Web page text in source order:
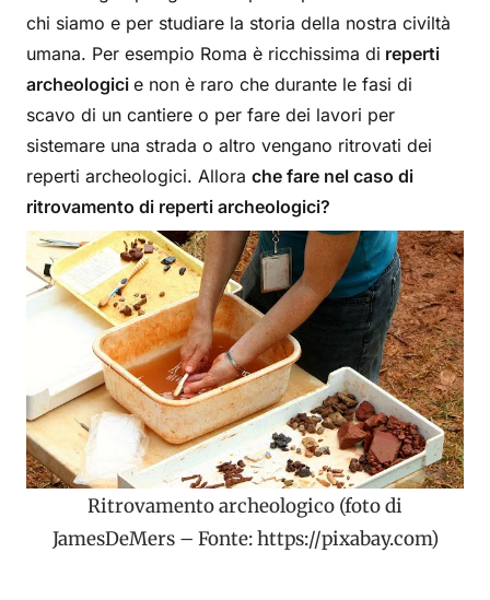
chi siamo e per studiare la storia della nostra civiltà
umana. Per esempio Roma è ricchissima di reperti
archeologici e non è raro che durante le fasi di
scavo di un cantiere o per fare dei lavori per
sistemare una strada o altro vengano ritrovati dei
reperti archeologici. Allora che fare nel caso di
ritrovamento di reperti archeologici?
Ritrovamento archeologico (foto di
JamesDeMers – Fonte: https://pixabay.com)